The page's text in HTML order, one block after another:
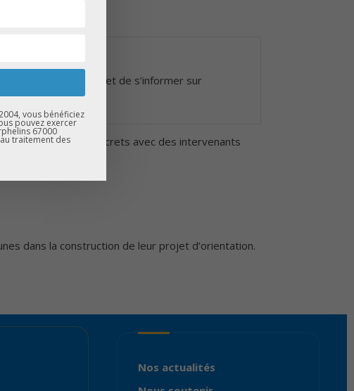
leurs questions et de s’informer sur
à des échanges concrets avec des intervenants
dans la construction de leur projet d’orientation.
Nos actualités
vous bénéficiez
pouvez exercer
67000
traitement des